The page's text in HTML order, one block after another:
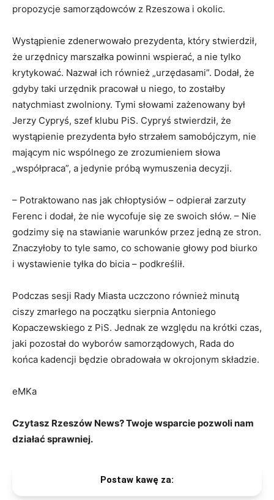
propozycje samorządowców z Rzeszowa i okolic.
Wystąpienie zdenerwowało prezydenta, który stwierdził,
że urzędnicy marszałka powinni wspierać, a nie tylko
krytykować. Nazwał ich również „urzędasami”. Dodał, że
gdyby taki urzędnik pracował u niego, to zostałby
natychmiast zwolniony. Tymi słowami zażenowany był
Jerzy Cypryś, szef klubu PiS. Cypryś stwierdził, że
wystąpienie prezydenta było strzałem samobójczym, nie
mającym nic wspólnego ze zrozumieniem słowa
„współpraca”, a jedynie próbą wymuszenia decyzji.
– Potraktowano nas jak chłoptysiów – odpierał zarzuty
Ferenc i dodał, że nie wycofuje się ze swoich słów. – Nie
godzimy się na stawianie warunków przez jedną ze stron.
Znaczyłoby to tyle samo, co schowanie głowy pod biurko
i wystawienie tyłka do bicia – podkreślił.
Podczas sesji Rady Miasta uczczono również minutą
ciszy zmarłego na początku sierpnia Antoniego
Kopaczewskiego z PiS. Jednak ze względu na krótki czas,
jaki pozostał do wyborów samorządowych, Rada do
końca kadencji będzie obradowała w okrojonym składzie.
eMKa
Czytasz Rzeszów News? Twoje wsparcie pozwoli nam
działać sprawniej.
Postaw kawę za: